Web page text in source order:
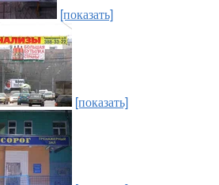
[показать]
[показать]